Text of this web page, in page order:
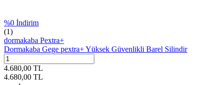
%0 İndirim
(1)
dormakaba Pextra+
Dormakaba Gege pextra+ Yüksek Güvenlikli Barel Silindir
4.680,00 TL
4.680,00 TL